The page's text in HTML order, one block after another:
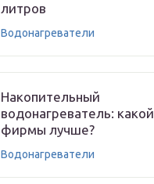
литров
Водонагреватели
Накопительный
водонагреватель: какой
фирмы лучше?
Водонагреватели